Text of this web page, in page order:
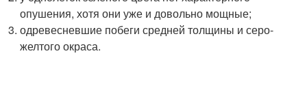
опушения, хотя они уже и довольно мощные;
одревесневшие побеги средней толщины и серо-
желтого окраса.